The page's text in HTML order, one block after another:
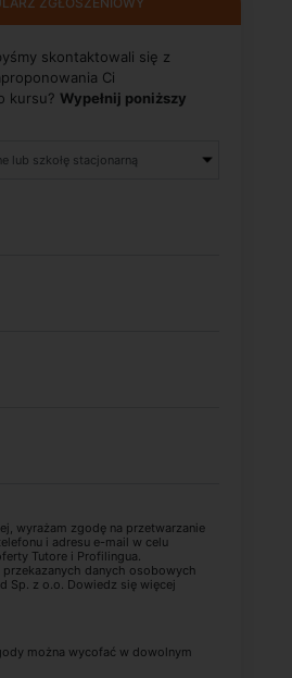
skontaktowali się z
Ci
kursu? Wypełnij poniższy
wyrażam zgodę na przetwarzanie
i adresu e-mail w celu
Tutore i Profilingua.
danych osobowych
Sp. z o.o. Dowiedz się więcej
można wycofać w dowolnym